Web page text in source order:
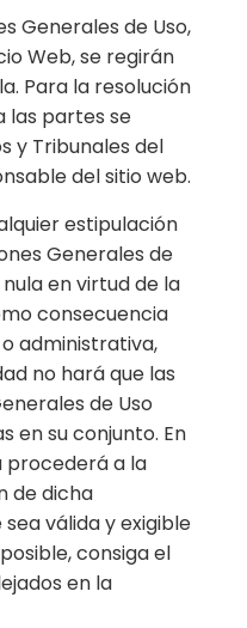
Generales de Uso,
Web, se regirán
Para la resolución
las partes se
y Tribunales del
del sitio web.
estipulación
Generales de
en virtud de la
consecuencia
administrativa,
no hará que las
de Uso
en su conjunto. En
procederá a la
de dicha
válida y exigible
consiga el
en la